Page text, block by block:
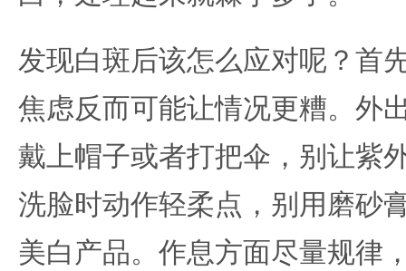
发现白斑后该怎么应对呢？首
焦虑反而可能让情况更糟。外
戴上帽子或者打把伞，别让紫
洗脸时动作轻柔点，别用磨砂
美白产品。作息方面尽量规律